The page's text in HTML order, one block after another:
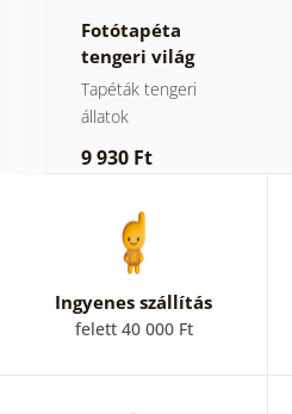
Fotótapéta
tengeri világ
pasztell
színekben
Tapéták tengeri
állatok
9 930 Ft
Ingyenes szállítás
felett 40 000 Ft